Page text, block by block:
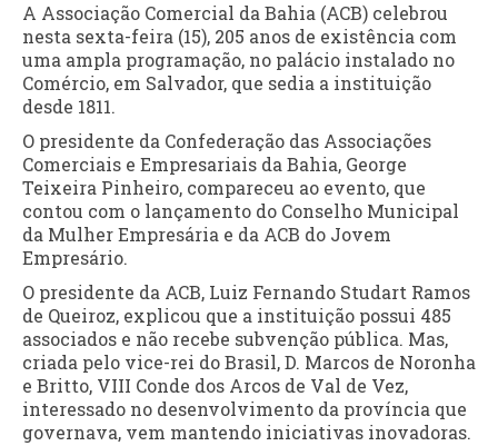
A Associação Comercial da Bahia (ACB) celebrou
nesta sexta-feira (15), 205 anos de existência com
uma ampla programação, no palácio instalado no
Comércio, em Salvador, que sedia a instituição
desde 1811.
O presidente da Confederação das Associações
Comerciais e Empresariais da Bahia, George
Teixeira Pinheiro, compareceu ao evento, que
contou com o lançamento do Conselho Municipal
da Mulher Empresária e da ACB do Jovem
Empresário.
O presidente da ACB, Luiz Fernando Studart Ramos
de Queiroz, explicou que a instituição possui 485
associados e não recebe subvenção pública. Mas,
criada pelo vice-rei do Brasil, D. Marcos de Noronha
e Britto, VIII Conde dos Arcos de Val de Vez,
interessado no desenvolvimento da província que
governava, vem mantendo iniciativas inovadoras.